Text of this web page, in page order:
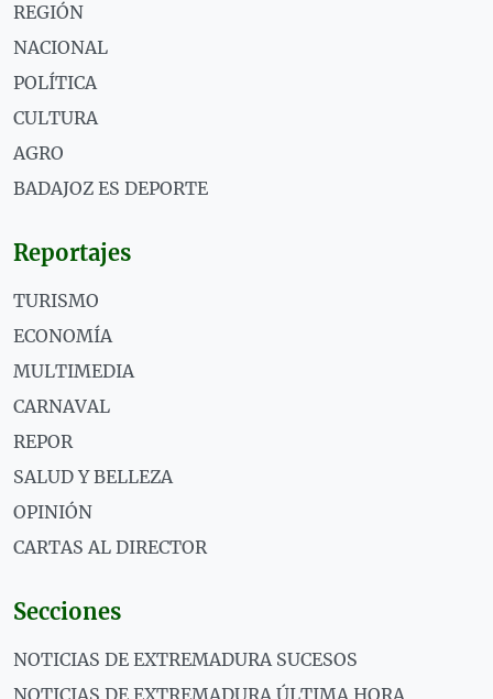
REGIÓN
NACIONAL
POLÍTICA
CULTURA
AGRO
BADAJOZ ES DEPORTE
Reportajes
TURISMO
ECONOMÍA
MULTIMEDIA
CARNAVAL
REPOR
SALUD Y BELLEZA
OPINIÓN
CARTAS AL DIRECTOR
Secciones
NOTICIAS DE EXTREMADURA SUCESOS